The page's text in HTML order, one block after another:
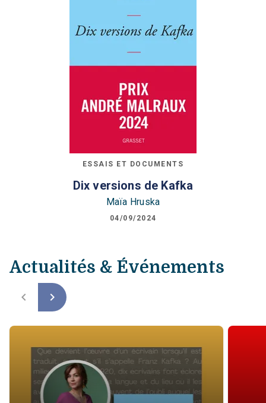
ESSAIS ET DOCUMENTS
Dix versions de Kafka
Maïa Hruska
04/09/2024
Actualités & Événements
navigate_before navigate_next